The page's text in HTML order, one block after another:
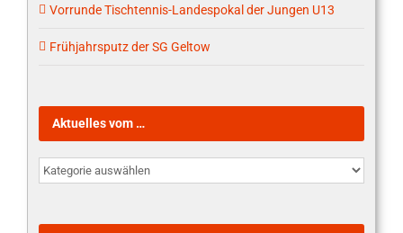
Vorrunde Tischtennis-Landespokal der Jungen U13
Frühjahrsputz der SG Geltow
Aktuelles vom …
Aktuelles
vom